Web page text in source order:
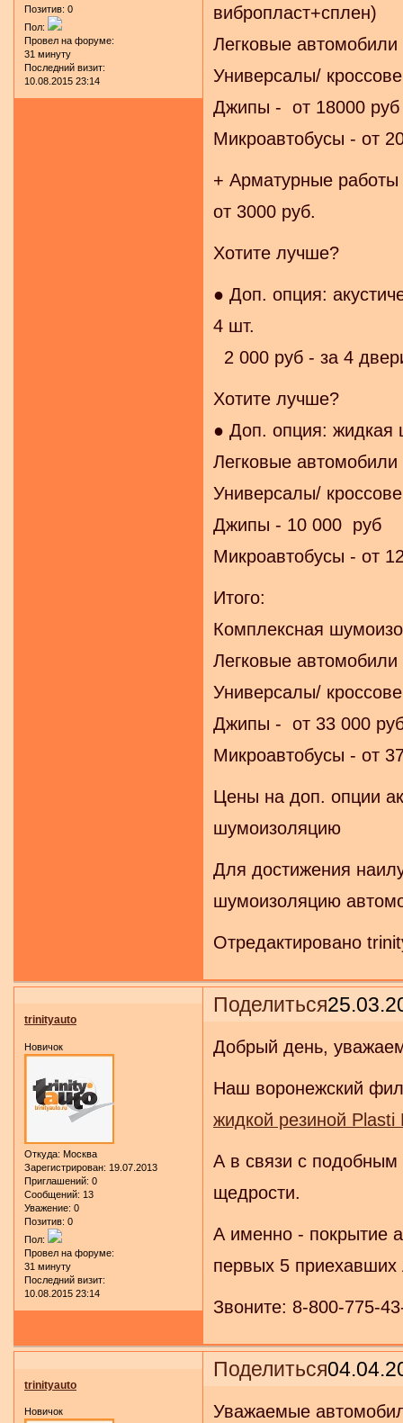
Позитив: 0
Пол:
Провел на форуме:
31 минуту
Последний визит:
10.08.2015 23:14
вибропласт+сплен)
Легковые
Универсалы/
Джипы - от 18000 руб
Микроавтобусы - от
+ Арматурные работы
от 3000 руб.
Хотите лучше?
● Доп. опция:
4 шт.
2 000 руб - за 4
Хотите лучше?
● Доп. опция: жидкая
Легковые
Универсалы/
Джипы - 10 000 руб
Микроавтобусы - от
Итого:
Комплексная
Легковые
Универсалы/
Джипы - от 33 000
Микроавтобусы - от
Цены на доп. опции
шумоизоляцию
Для достижения
шумоизоляцию
Отредактировано
Поделиться
trinityauto
Новичок
Откуда: Москва
Зарегистрирован: 19.07.2013
Приглашений: 0
Сообщений: 13
Уважение: 0
Позитив: 0
Пол:
Провел на форуме:
31 минуту
Последний визит:
10.08.2015 23:14
Добрый день,
Наш воронежский
жидкой резиной Plasti
А в связи с
щедрости.
А именно - покрытие
первых 5 приехавших
Звоните: 8-800-775-
Поделиться
trinityauto
Новичок Уважаемые